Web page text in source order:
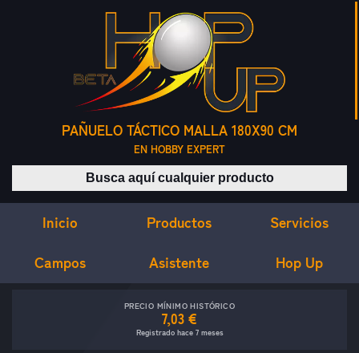
PAÑUELO TÁCTICO MALLA 180X90 CM
EN HOBBY EXPERT
Buscar productos
Inicio Productos Servicios
Campos Asistente Hop Up
PRECIO MÍNIMO HISTÓRICO
7,03 €
Registrado hace 7 meses